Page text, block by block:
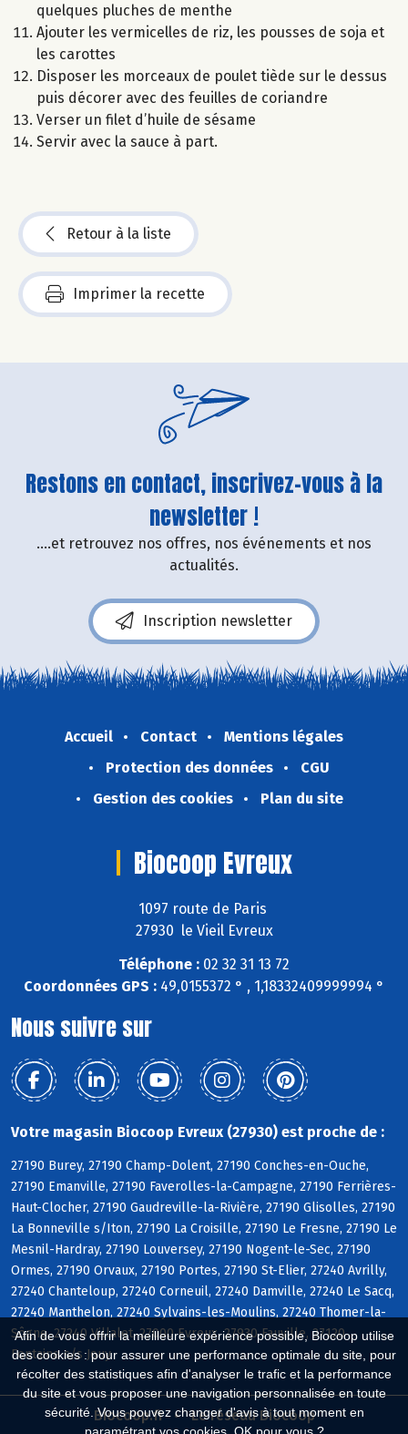
Afin de vous offrir la meilleure expérience possible, Biocoop utilise
des cookies : pour assurer une performance optimale du site, pour
récolter des statistiques afin d'analyser le trafic et la performance
du site et vous proposer une navigation personnalisée en toute
sécurité. Vous pouvez changer d'avis à tout moment en
quelques pluches de menthe
Ajouter les vermicelles de riz, les pousses de soja et
les carottes
Disposer les morceaux de poulet tiède sur le dessus
puis décorer avec des feuilles de coriandre
Verser un filet d’huile de sésame
Servir avec la sauce à part.
Retour à la liste
Imprimer la recette
Restons en contact, inscrivez-vous à la
newsletter !
....et retrouvez nos offres, nos événements et nos
actualités.
Inscription newsletter
Accueil Contact
Mentions légales
Protection des données
CGU
Gestion des cookies
Plan du site
Biocoop Evreux
1097 route de Paris
27930 le Vieil Evreux
Téléphone : 02 32 31 13 72
Coordonnées GPS : 49,0155372 ° , 1,18332409999994 °
Nous suivre sur
Votre magasin Biocoop Evreux (27930) est proche de :
27190 Burey, 27190 Champ-Dolent, 27190 Conches-en-Ouche,
27190 Emanville, 27190 Faverolles-la-Campagne, 27190 Ferrières-
Haut-Clocher, 27190 Gaudreville-la-Rivière, 27190 Glisolles, 27190
La Bonneville s/Iton, 27190 La Croisille, 27190 Le Fresne, 27190 Le
Mesnil-Hardray, 27190 Louversey, 27190 Nogent-le-Sec, 27190
Ormes, 27190 Orvaux, 27190 Portes, 27190 St-Elier, 27240 Avrilly,
27240 Chanteloup, 27240 Corneuil, 27240 Damville, 27240 Le Sacq,
27240 Manthelon, 27240 Sylvains-les-Moulins, 27240 Thomer-la-
Sôgne, 27240 Villalet, 27000 Evreux, 27930 Fauville, 27120
Fontaine s/s Jouy
Biocoop.fr
Le réseau Biocoop